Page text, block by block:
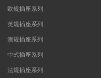
欧规插座系列
英规插座系列
澳规插座系列
中式插座系列
法规插座系列